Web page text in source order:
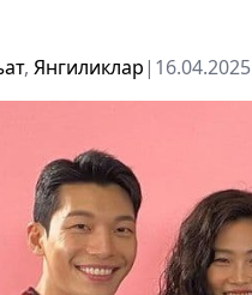
, Янгиликлар| 16.04.2025